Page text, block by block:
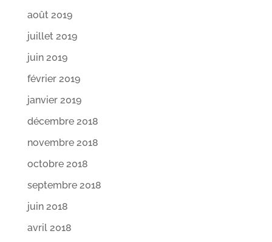
août 2019
juillet 2019
juin 2019
février 2019
janvier 2019
décembre 2018
novembre 2018
octobre 2018
septembre 2018
juin 2018
avril 2018